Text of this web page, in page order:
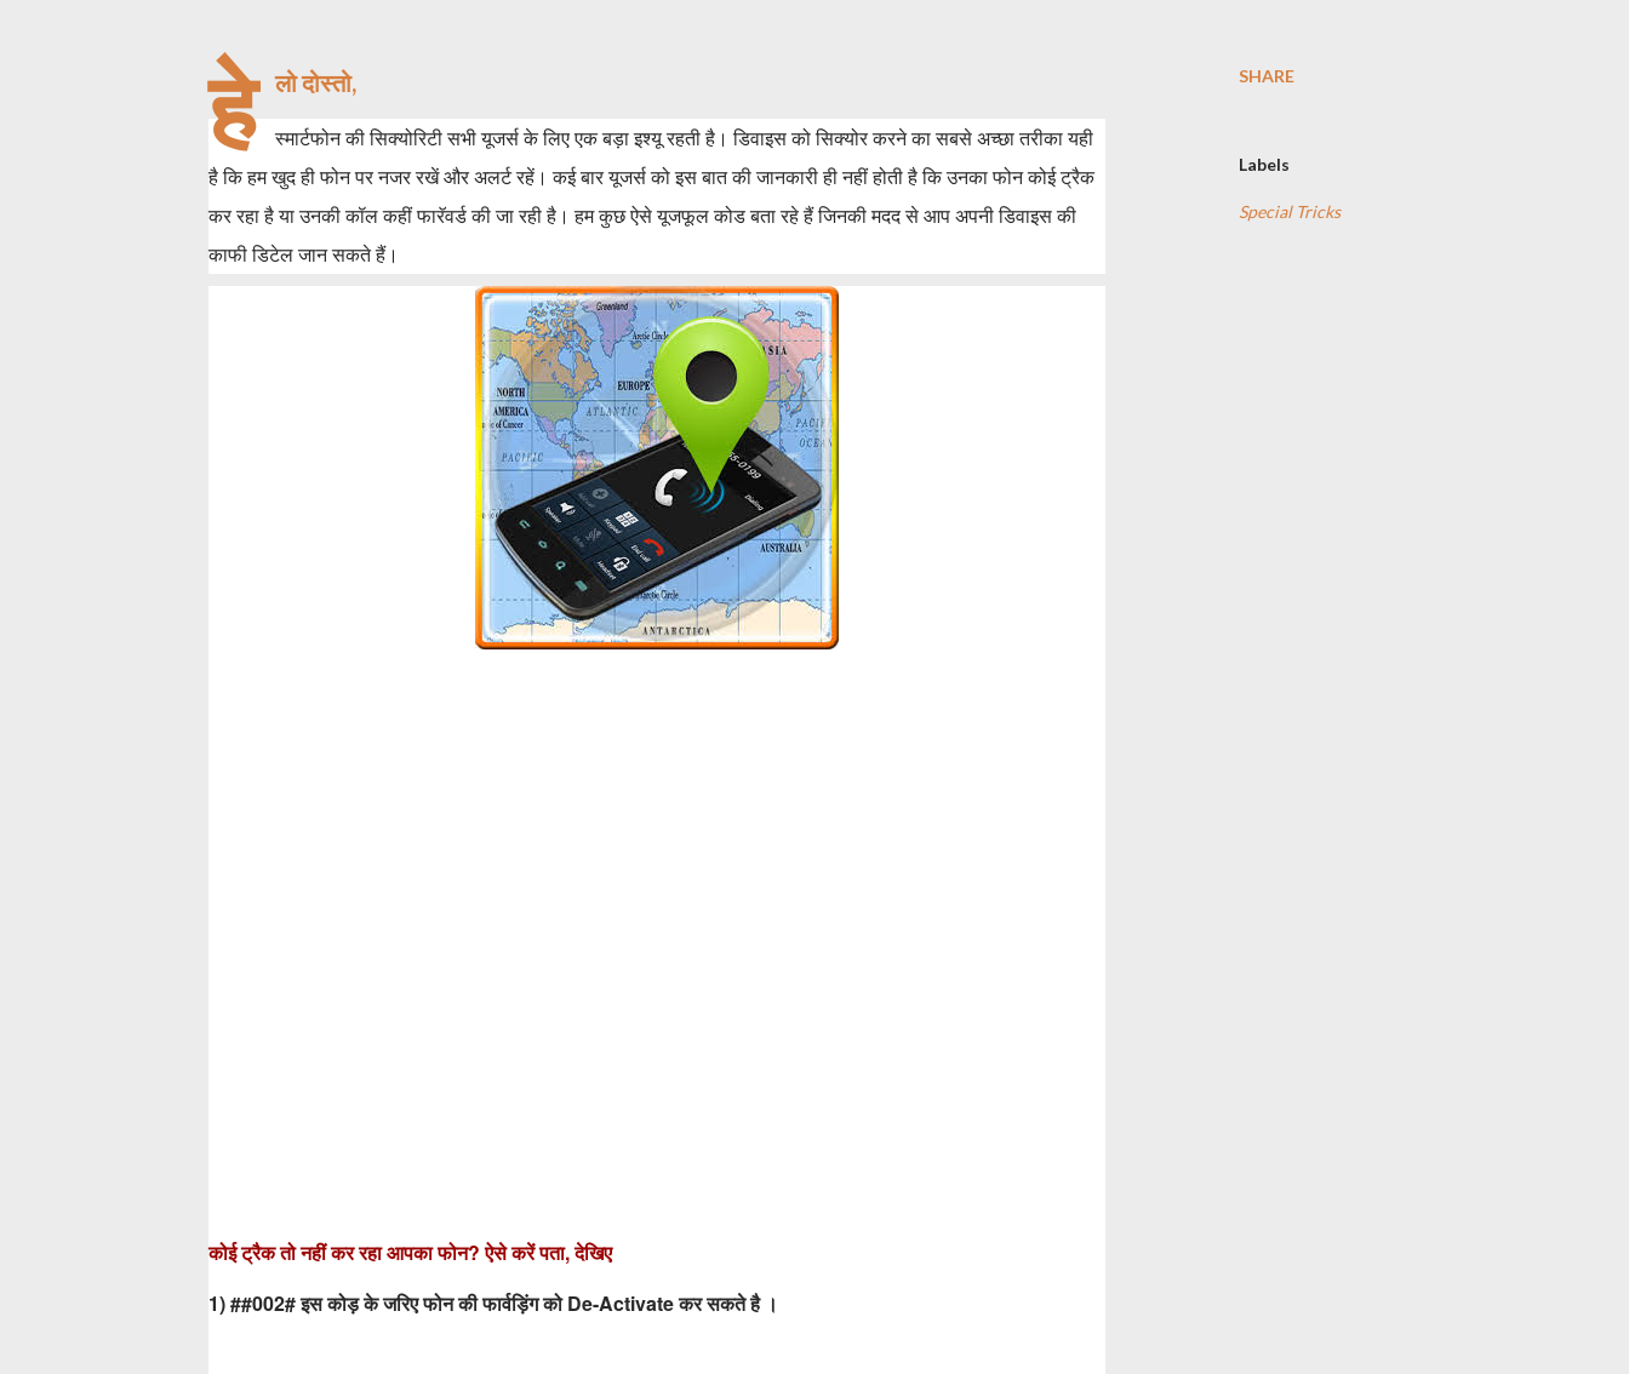
हे लो दोस्तो,
स्मार्टफोन की सिक्योरिटी सभी यूजर्स के लिए एक बड़ा इश्यू रहती है। डिवाइस को सिक्योर करने का सबसे अच्छा तरीका यही
है कि हम खुद ही फोन पर नजर रखें और अलर्ट रहें। कई बार यूजर्स को इस बात की जानकारी ही नहीं होती है कि उनका फोन कोई ट्रैक
कर रहा है या उनकी कॉल कहीं फारॅवर्ड की जा रही है। हम कुछ ऐसे यूजफूल कोड बता रहे हैं जिनकी मदद से आप अपनी डिवाइस की
काफी डिटेल जान सकते हैं।
कोई ट्रैक तो नहीं कर रहा आपका फोन? ऐसे करें पता, देखिए
1) ##002# इस कोड़ के जरिए फोन की फार्वड़िंग को De-Activate कर सकते है ।
SHARE
Labels
Special Tricks